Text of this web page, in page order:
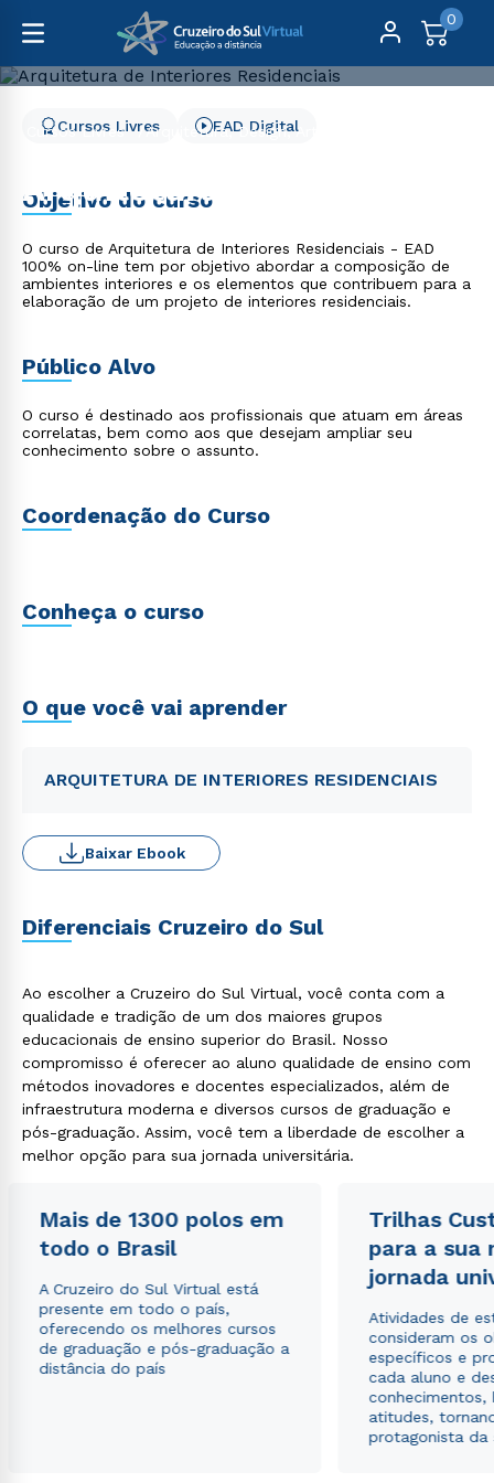
0
Cursos Livres
Arquitetura, Design, Artes e Moda
Arquitetura de Interiores
Residenciais
Cursos Livres EAD Digital
Objetivo do curso
O curso de Arquitetura de Interiores Residenciais - EAD
100% on-line tem por objetivo abordar a composição de
ambientes interiores e os elementos que contribuem para a
elaboração de um projeto de interiores residenciais.
Público Alvo
O curso é destinado aos profissionais que atuam em áreas
correlatas, bem como aos que desejam ampliar seu
conhecimento sobre o assunto.
Coordenação do Curso
Conheça o curso
O que você vai aprender
ARQUITETURA DE INTERIORES RESIDENCIAIS
Baixar Ebook
Diferenciais Cruzeiro do Sul
Ao escolher a Cruzeiro do Sul Virtual, você conta com a
qualidade e tradição de um dos maiores grupos
educacionais de ensino superior do Brasil. Nosso
compromisso é oferecer ao aluno qualidade de ensino com
métodos inovadores e docentes especializados, além de
infraestrutura moderna e diversos cursos de graduação e
pós-graduação. Assim, você tem a liberdade de escolher a
melhor opção para sua jornada universitária.
Mais de 1300 polos em
todo o Brasil
A Cruzeiro do Sul Virtual está
presente em todo o país,
oferecendo os melhores cursos
de graduação e pós-graduação a
distância do país
Trilhas
para a sua
jornada
Atividades de
consideram os
específicos e
cada aluno e
conhecimentos,
atitudes,
protagonista da